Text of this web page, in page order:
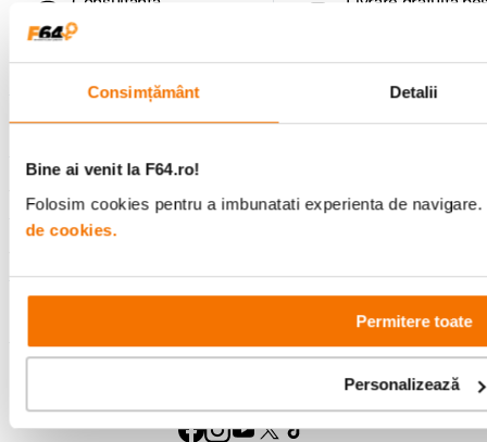
Consimțământ Detalii
Bine ai venit la F64.ro!
Folosim cookies pentru a imbunatati experienta de
de cookies.
Permitere toate
Personalizează
specializata
Comenzi si livrare